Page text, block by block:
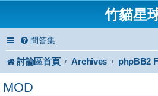
竹貓星
問答集
討論區首頁 Archives
MOD